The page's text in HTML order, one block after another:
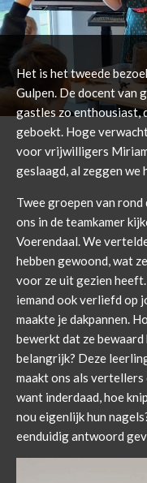
Het is het tweede
Gulpen. De docent van
gastles zo enthousiast,
geboekt. Hoge
voor vrijwilligers
geslaagd, al zeggen we
Twee groepen van
ons in de teamkamer
Voerendaal. We
hebben gewoond, wat
voor ze uit gezien
iemand ook verliefd op
maakte je dakpannen.
bewerkt dat ze
belangrijk? Deze
maakt ons als
want inderdaad, hoe
nou eigenlijk hun
eenduidig antwoord